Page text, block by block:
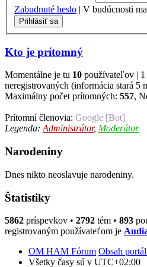
Zabudnuté heslo | V budúcnosti
Kto je prítomný
Momentálne je tu 10 používateľov | 1
neregistrovaných (informácia stará 5
Maximálny počet prítomných: 557,
Prítomní členovia: Google [Bot]
Legenda: Administrátor, Moderátor
Narodeniny
Dnes nikto neoslavuje narodeniny.
Štatistiky
5862 príspevkov • 2792 tém • 893
registrovaným používateľom je
OM HAM Fórum Obsah
Všetky časy sú v UTC+02:00